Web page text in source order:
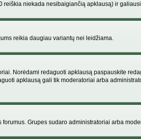
niekada nesibaigiančią apklausą) ir
reikia daugiau variantų nei leidžiama.
Norėdami redaguoti apklausą paspauskite
apklausą gali tik moderatoriai arba
Grupes sudaro administratoriai arba